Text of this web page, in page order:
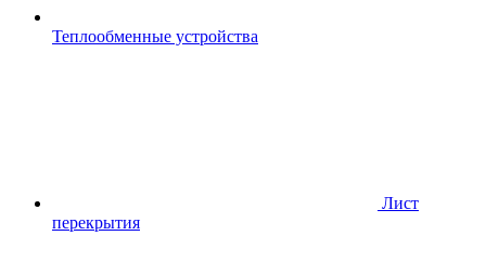
Теплообменные устройства
Лист
перекрытия